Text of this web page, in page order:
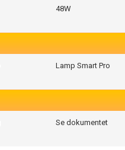
48W
Lamp Smart Pro
Se dokumentet